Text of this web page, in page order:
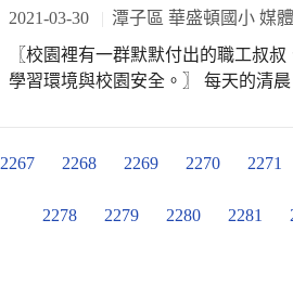
到最高點！無論是表演者還是觀眾，
明日之星！ 上課的鐘聲催促的表演
可以看嗎？」，我們一起期待下一個
2021-03-30 潭子區 華盛頓國小 媒
〖校園裡有一群默默付出的職工叔
學習環境與校園安全。〗 每天的清晨、白天、下午及黃昏，偌大的校園走廊上、學
的清潔與衛生，辛勤的揮著汗水，努力工作著。 每每看見阿姨
的孩子們似乎也能感受到那份辛勞
了！」都能讓所有的疲累與付出，得到最暖心的回饋。
2267 2268 2269 2270 2271
2278 2279 2280 2281